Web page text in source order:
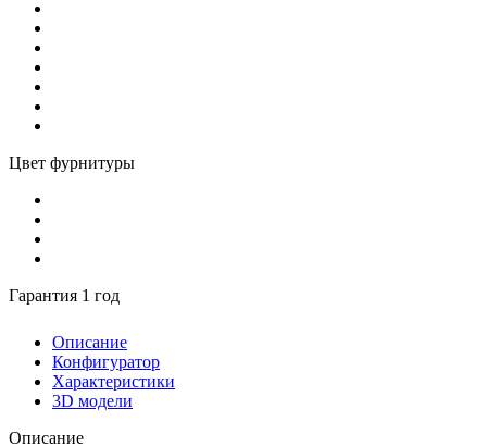
Цвет фурнитуры
Гарантия 1 год
Описание
Конфигуратор
Характеристики
3D модели
Описание